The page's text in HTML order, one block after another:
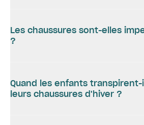
Les chaussures sont-elles
?
Quand les enfants transpirent-
leurs chaussures d'hiver ?